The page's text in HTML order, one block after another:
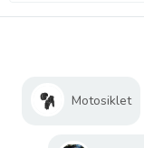
Motosiklet